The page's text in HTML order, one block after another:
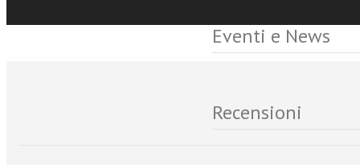
Eventi e News
Recensioni